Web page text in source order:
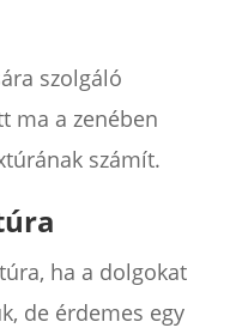
szolgáló
ma a zenében
számít.
ha a dolgokat
de érdemes egy